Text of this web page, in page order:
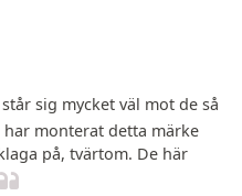
sig mycket väl mot de så
har monterat detta märke
på, tvärtom. De här